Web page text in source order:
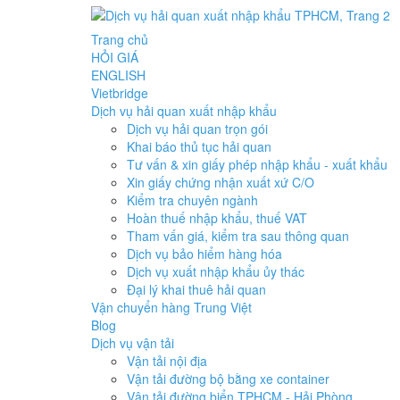
Trang chủ
HỎI GIÁ
ENGLISH
Vietbridge
Dịch vụ hải quan xuất nhập khẩu
Dịch vụ hải quan trọn gói
Khai báo thủ tục hải quan
Tư vấn & xin giấy phép nhập khẩu - xuất khẩu
Xin giấy chứng nhận xuất xứ C/O
Kiểm tra chuyên ngành
Hoàn thuế nhập khẩu, thuế VAT
Tham vấn giá, kiểm tra sau thông quan
Dịch vụ bảo hiểm hàng hóa
Dịch vụ xuất nhập khẩu ủy thác
Đại lý khai thuê hải quan
Vận chuyển hàng Trung Việt
Blog
Dịch vụ vận tải
Vận tải nội địa
Vận tải đường bộ bằng xe container
Vận tải đường biển TPHCM - Hải Phòng